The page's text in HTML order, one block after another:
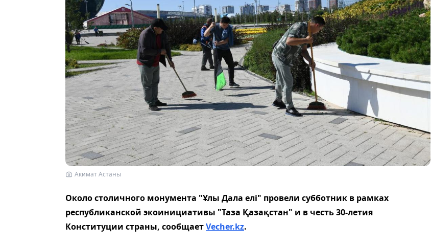
Акимат Астаны
Около столичного монумента "Ұлы Дала елі" провели субботник в рамках
республиканской экоинициативы "Таза Қазақстан" и в честь 30-летия
Конституции страны, сообщаетVecher.kz.